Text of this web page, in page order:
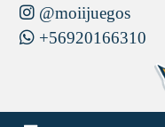
@moiijuegos
+56920166310